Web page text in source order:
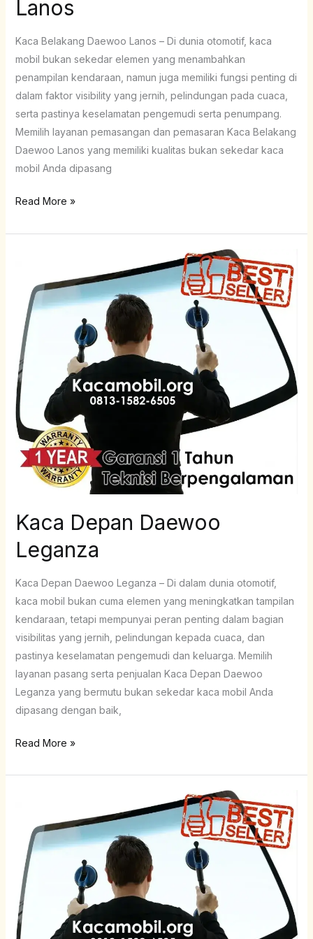
Lanos
Kaca Belakang Daewoo Lanos – Di dunia otomotif, kaca
mobil bukan sekedar elemen yang menambahkan
penampilan kendaraan, namun juga memiliki fungsi penting di
dalam faktor visibility yang jernih, pelindungan pada cuaca,
serta pastinya keselamatan pengemudi serta penumpang.
Memilih layanan pemasangan dan pemasaran Kaca Belakang
Daewoo Lanos yang memiliki kualitas bukan sekedar kaca
mobil Anda dipasang
Read More »
Kaca Depan Daewoo
Leganza
Kaca Depan Daewoo Leganza – Di dalam dunia otomotif,
kaca mobil bukan cuma elemen yang meningkatkan tampilan
kendaraan, tetapi mempunyai peran penting dalam bagian
visibilitas yang jernih, pelindungan kepada cuaca, dan
pastinya keselamatan pengemudi dan keluarga. Memilih
layanan pasang serta penjualan Kaca Depan Daewoo
Leganza yang bermutu bukan sekedar kaca mobil Anda
dipasang dengan baik,
Daewoo
Leganza
Read More »
Daewoo
Nexia